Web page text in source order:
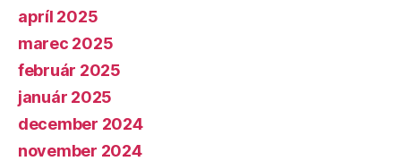
apríl 2025
marec 2025
február 2025
január 2025
december 2024
november 2024